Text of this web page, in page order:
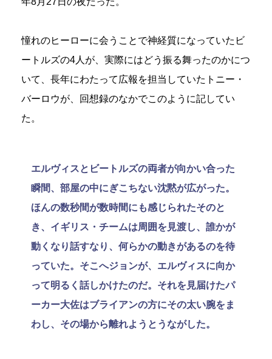
憧れのヒーローに会うことで神経質になっていたビ
ートルズの4人が、実際にはどう振る舞ったのかにつ
いて、長年にわたって広報を担当していたトニー・
バーロウが、回想録のなかでこのように記してい
た。
エルヴィスとビートルズの両者が向かい合った
瞬間、部屋の中にぎこちない沈黙が広がった。
ほんの数秒間が数時間にも感じられたそのと
き、イギリス・チームは周囲を見渡し、誰かが
動くなり話すなり、何らかの動きがあるのを待
っていた。そこへジョンが、エルヴィスに向か
って明るく話しかけたのだ。それを見届けたパ
ーカー大佐はブライアンの方にその太い腕をま
わし、その場から離れようとうながした。